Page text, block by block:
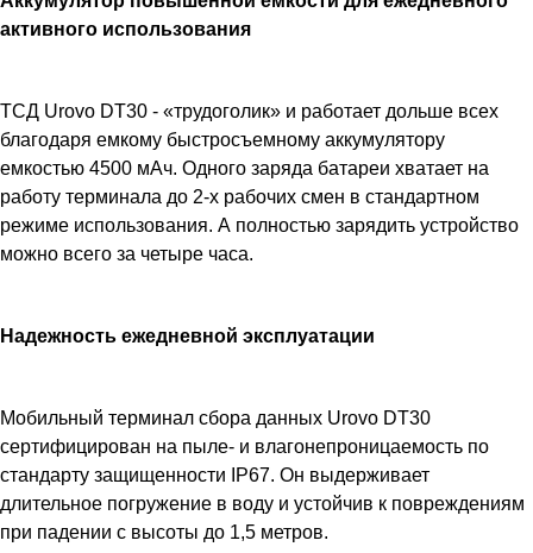
активного использования
ТСД Urovo DT30 - «трудоголик» и работает дольше всех
благодаря емкому быстросъемному аккумулятору
емкостью 4500 мАч. Одного заряда батареи хватает на
работу терминала до 2-х рабочих смен в стандартном
режиме использования. А полностью зарядить устройство
можно всего за четыре часа.
Надежность ежедневной эксплуатации
Мобильный терминал сбора данных Urovo DT30
сертифицирован на пыле- и влагонепроницаемость по
стандарту защищенности IP67. Он выдерживает
длительное погружение в воду и устойчив к повреждениям
при падении с высоты до 1,5 метров.